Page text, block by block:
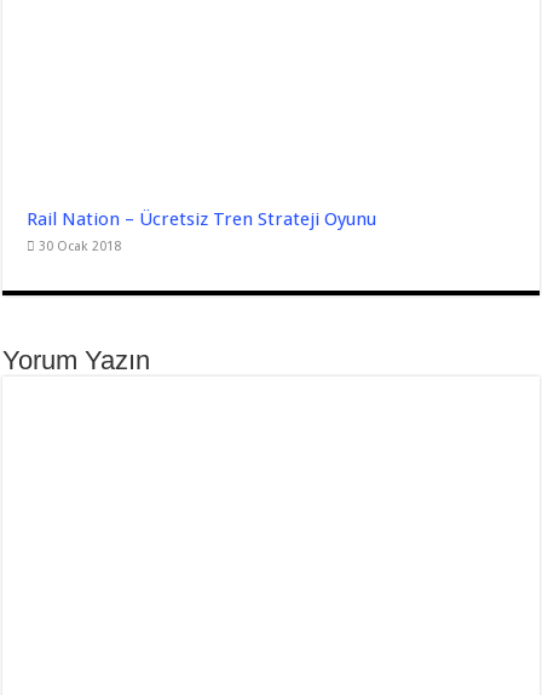
Rail Nation – Ücretsiz Tren Strateji Oyunu
30 Ocak 2018
Yorum Yazın